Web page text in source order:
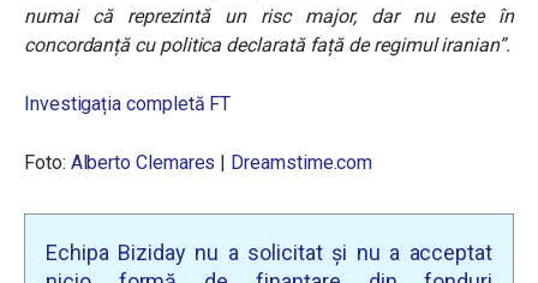
numai că reprezintă un risc major, dar nu este în
concordanță cu politica declarată față de regimul iranian”.
Investigația completă FT
Foto: Alberto Clemares | Dreamstime.com
Echipa Biziday nu a solicitat și nu a acceptat